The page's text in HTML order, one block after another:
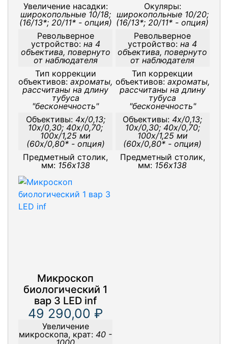
Увеличение насадки:
широкопольные 10/18;
(16/13*; 20/11* - опция)
Револьверное
устройство: на 4
объектива, повернуто
от наблюдателя
Тип коррекции
объективов: ахроматы,
рассчитаны на длину
тубуса
"бесконечность"
Объективы: 4x/0,13;
10x/0,30; 40x/0,70;
100x/1,25 ми
(60x/0,80* - опция)
Предметный столик,
мм: 156х138
Окуляры:
широкопольные 10/20;
(16/13*; 20/11* - опция)
Револьверное
устройство: на 4
объектива, повернуто
от наблюдателя
Тип коррекции
объективов: ахроматы,
рассчитаны на длину
тубуса
"бесконечность"
Объективы: 4x/0,13;
10x/0,30; 40x/0,70;
100x/1,25 ми
(60x/0,80* - опция)
Предметный столик,
мм: 156х138
Микроскоп
биологический 1
вар 3 LED inf
49 290,00 ₽
Увеличение
микроскопа, крат: 40 -